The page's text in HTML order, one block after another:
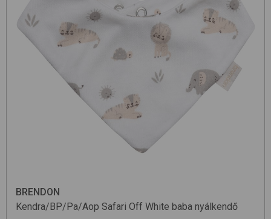
BRENDON
Kendra/BP/Pa/Aop Safari Off White baba nyálkendő